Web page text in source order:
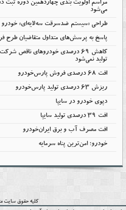
مراسم اولویت بندی چهاردهمین دوره ثبت
می‌شود
طراحی «سیستم ضدسرقت سه‌لایه‌ای» خودرو
پاسخ به پرسش‌های متداول متقاضیان طرح
تولید نمی‌شود
افت 68 درصدی فروش پارس‌خودرو
ریزش 63 درصدی تولید پارس‌خودرو
دپوی خودرو در سایپا
افت ۳۹ درصدی تولید سایپا
افت مصرف آب و برق ایران‌خودرو
خودرو؛ امن‌ترین پناه سرمایه
کلیه حقوق سایت